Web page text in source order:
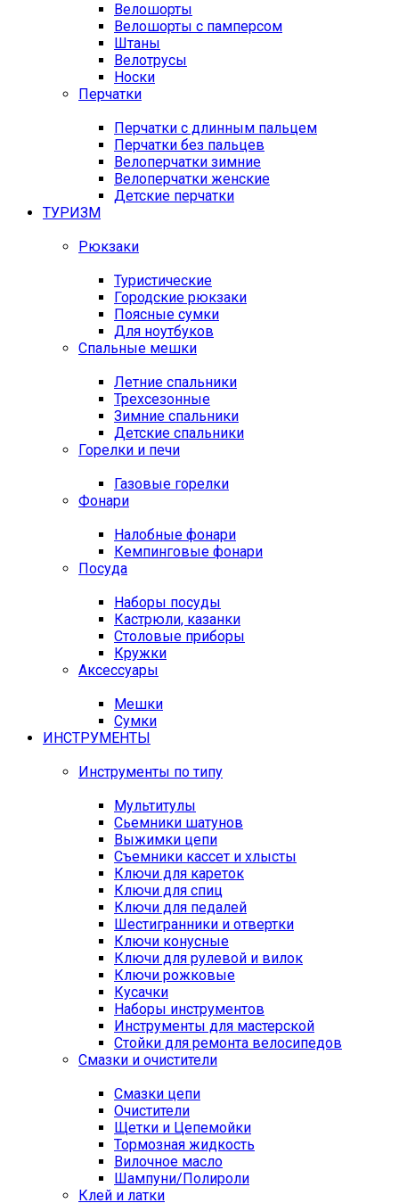
Велошорты
Велошорты с памперсом
Штаны
Велотрусы
Носки
Перчатки
Перчатки с длинным пальцем
Перчатки без пальцев
Велоперчатки зимние
Велоперчатки женские
Детские перчатки
ТУРИЗМ
Рюкзаки
Туристические
Городские рюкзаки
Поясные сумки
Для ноутбуков
Спальные мешки
Летние спальники
Трехсезонные
Зимние спальники
Детские спальники
Горелки и печи
Газовые горелки
Фонари
Налобные фонари
Кемпинговые фонари
Посуда
Наборы посуды
Кастрюли, казанки
Столовые приборы
Кружки
Аксессуары
Мешки
Сумки
ИНСТРУМЕНТЫ
Инструменты по типу
Мультитулы
Сьемники шатунов
Выжимки цепи
Съемники кассет и хлысты
Ключи для кареток
Ключи для спиц
Ключи для педалей
Шестигранники и отвертки
Ключи конусные
Ключи для рулевой и вилок
Ключи рожковые
Кусачки
Наборы инструментов
Инструменты для мастерской
Стойки для ремонта велосипедов
Смазки и очистители
Смазки цепи
Очистители
Щетки и Цепемойки
Тормозная жидкость
Вилочное масло
Шампуни/Полироли
Клей и латки